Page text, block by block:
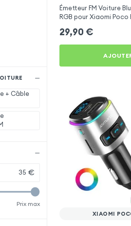
+ Câble
€
Prix max
Émetteur FM Voiture
RGB pour Xiaomi Poco
29,90 €
XIAOMI